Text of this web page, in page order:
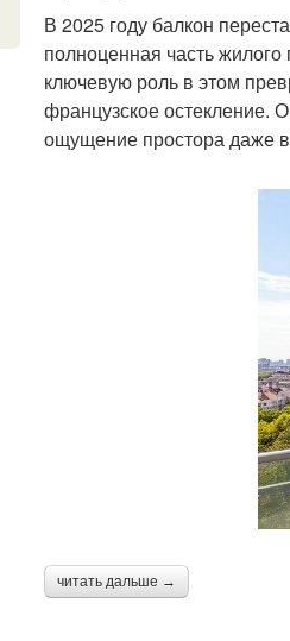
В 2025 году балкон
полноценная часть
ключевую роль в этом
французское остекление.
ощущение простора даже
читать дальше →